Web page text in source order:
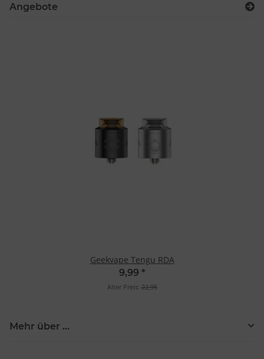
Angebote
Geekvape Tengu RDA
9,99 *
Alter Preis: 22,95
Mehr über ...